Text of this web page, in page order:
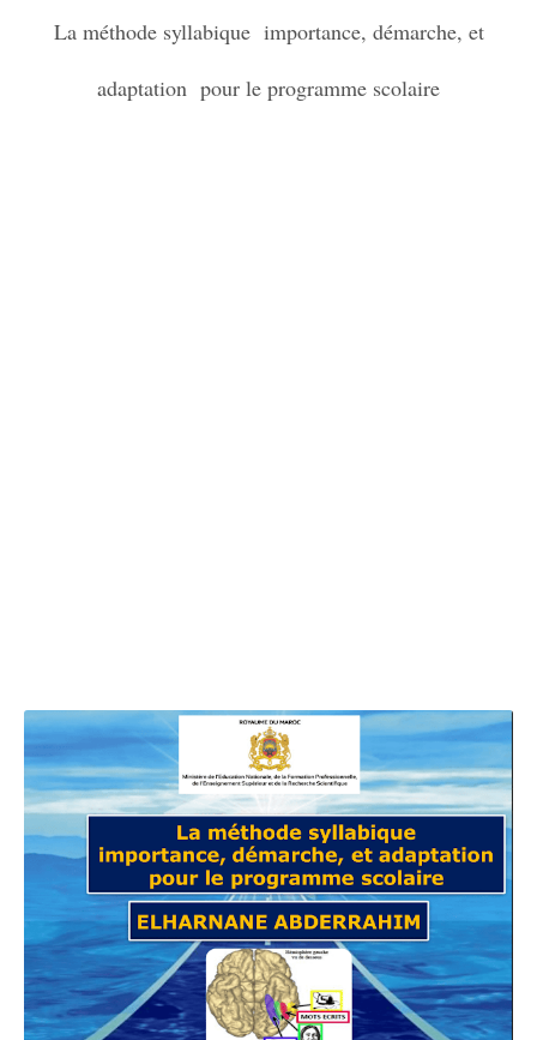
La méthode syllabique importance, démarche, et
adaptation pour le programme scolaire